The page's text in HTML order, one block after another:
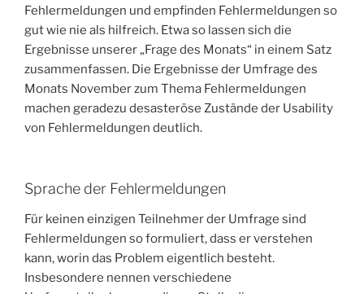
Fehlermeldungen und empfinden Fehlermeldungen so
gut wie nie als hilfreich. Etwa so lassen sich die
Ergebnisse unserer „Frage des Monats“ in einem Satz
zusammenfassen. Die Ergebnisse der Umfrage des
Monats November zum Thema Fehlermeldungen
machen geradezu desasteröse Zustände der Usability
von Fehlermeldungen deutlich.
Sprache der Fehlermeldungen
Für keinen einzigen Teilnehmer der Umfrage sind
Fehlermeldungen so formuliert, dass er verstehen
kann, worin das Problem eigentlich besteht.
Insbesondere nennen verschiedene